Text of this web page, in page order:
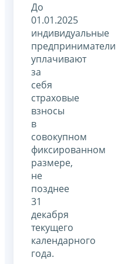
До
01.01.2025
индивидуальные
предприниматели
уплачивают
за
себя
страховые
взносы
в
совокупном
фиксированном
размере,
не
позднее
31
декабря
текущего
календарного
года.